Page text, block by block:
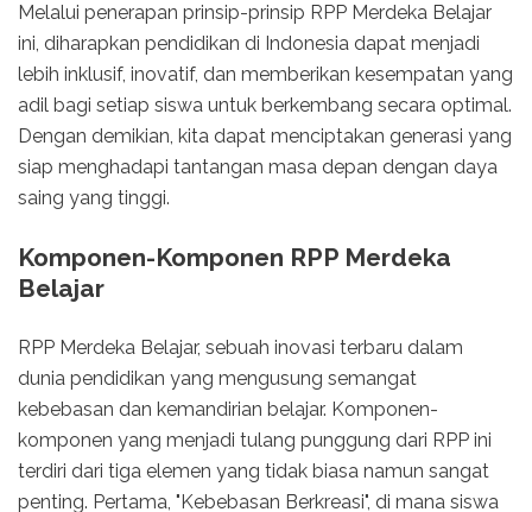
Melalui penerapan prinsip-prinsip RPP Merdeka Belajar
ini, diharapkan pendidikan di Indonesia dapat menjadi
lebih inklusif, inovatif, dan memberikan kesempatan yang
adil bagi setiap siswa untuk berkembang secara optimal.
Dengan demikian, kita dapat menciptakan generasi yang
siap menghadapi tantangan masa depan dengan daya
saing yang tinggi.
Komponen-Komponen RPP Merdeka
Belajar
RPP Merdeka Belajar, sebuah inovasi terbaru dalam
dunia pendidikan yang mengusung semangat
kebebasan dan kemandirian belajar. Komponen-
komponen yang menjadi tulang punggung dari RPP ini
terdiri dari tiga elemen yang tidak biasa namun sangat
penting. Pertama, "Kebebasan Berkreasi", di mana siswa